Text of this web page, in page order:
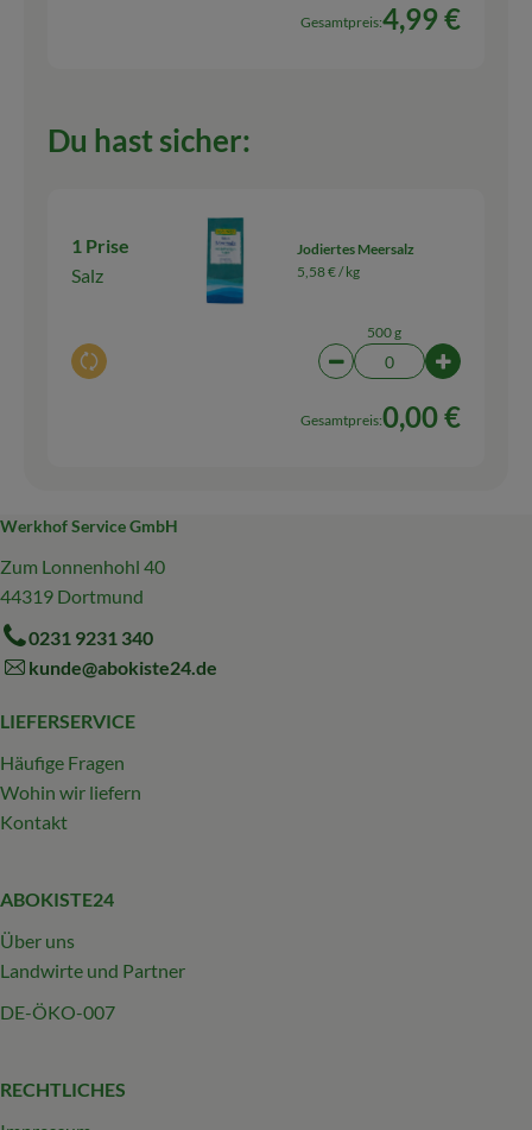
Gesamtpreis:4,99 €
Du hast sicher:
1 Prise
Salz
Auswahl ändern
Jodiertes Meersalz
5,58 € /kg
500 g
Artikelanzahl
Gesamtpreis:0,00 €
Werkhof Service GmbH
Zum Lonnenhohl 40
44319 Dortmund
0231 9231 340
kunde@abokiste24.de
LIEFERSERVICE
Häufige Fragen
Wohin wir liefern
Kontakt
ABOKISTE24
Über uns
Landwirte und Partner
DE-ÖKO-007
RECHTLICHES